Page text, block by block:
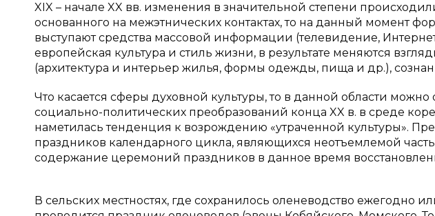
XIX – начале XX вв. изменения в значительной степени
основанного на межэтнических контактах, то на данный момент
выступают средства массовой информации (телевидение,
европейская культура и стиль жизни, в результате меняются
(архитектура и интерьер жилья, формы одежды, пища и др.),
Что касается сферы духовной культуры, то в данной области
социально-политических преобразований конца XX в. в среде
наметилась тенденция к возрождению «утраченной культуры».
праздников календарного цикла, являющихся неотъемлемой
содержание церемоний праздников в данное время
В сельских местностях, где сохранилось оленеводство ежегодно